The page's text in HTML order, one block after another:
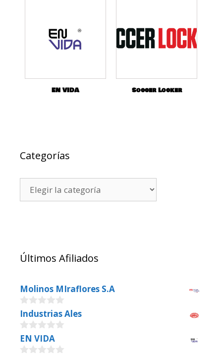
EN VIDA Soccer Locker
Categorías
Últimos Afiliados
Molinos MIraflores S.A
0
o
u
t
o
f
Industrias Ales
0
o
u
EN VIDA